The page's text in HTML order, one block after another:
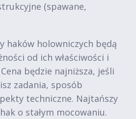
(spawane,
haków holowniczych będą
od ich właściwości i
będzie najniższa, jeśli
zadania, sposób
techniczne. Najtańszy
o stałym mocowaniu.